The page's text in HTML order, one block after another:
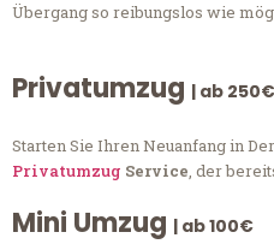
Übergang so reibungslos wie
Privatumzug | ab 250€
Starten Sie Ihren Neuanfang in
Privatumzug Service, der
Mini Umzug | ab 100€